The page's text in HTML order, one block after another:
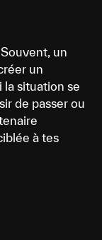
un
un
la situation se
de passer ou
à tes